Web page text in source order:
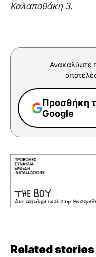
Καλαποθάκη 3.
Ανακαλύψτε
Προσθήκη
Google
Related stories